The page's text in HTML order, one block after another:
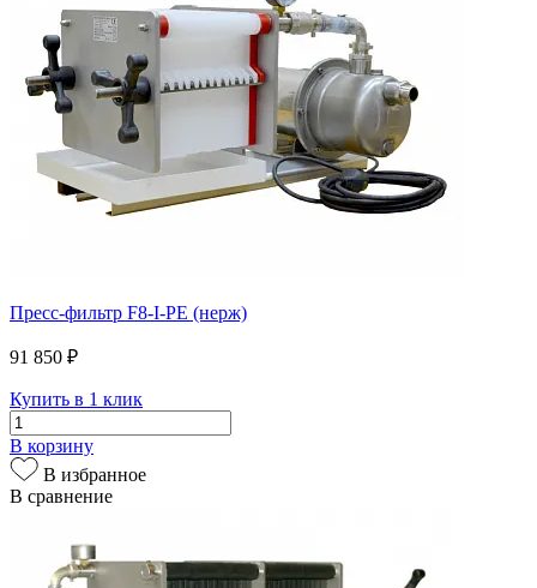
Пресс-фильтр F8-I-PE (нерж)
91 850 ₽
Купить в 1 клик
В корзину
В избранное
В сравнение